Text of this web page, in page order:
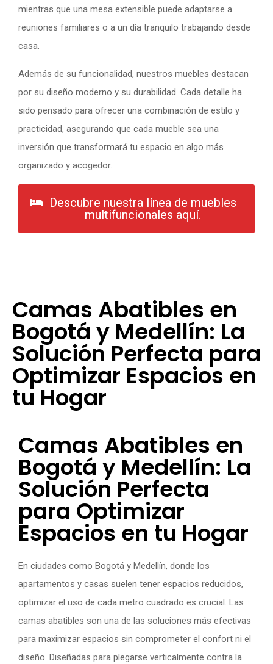
mientras que una mesa extensible puede adaptarse a
reuniones familiares o a un día tranquilo trabajando desde
casa.
Además de su funcionalidad, nuestros muebles destacan
por su diseño moderno y su durabilidad. Cada detalle ha
sido pensado para ofrecer una combinación de estilo y
practicidad, asegurando que cada mueble sea una
inversión que transformará tu espacio en algo más
organizado y acogedor.
Descubre nuestra línea de muebles
multifuncionales aquí.
Camas Abatibles en
Bogotá y Medellín: La
Solución Perfecta para
Optimizar Espacios en
tu Hogar
Camas Abatibles en
Bogotá y Medellín: La
Solución Perfecta
para Optimizar
Espacios en tu Hogar
En ciudades como Bogotá y Medellín, donde los
apartamentos y casas suelen tener espacios reducidos,
optimizar el uso de cada metro cuadrado es crucial. Las
camas abatibles son una de las soluciones más efectivas
para maximizar espacios sin comprometer el confort ni el
diseño. Diseñadas para plegarse verticalmente contra la